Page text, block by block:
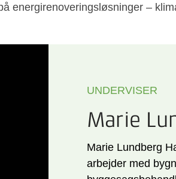
energirenoveringsløsninger –
UNDERVISER
Marie
Marie Lundberg
arbejder med